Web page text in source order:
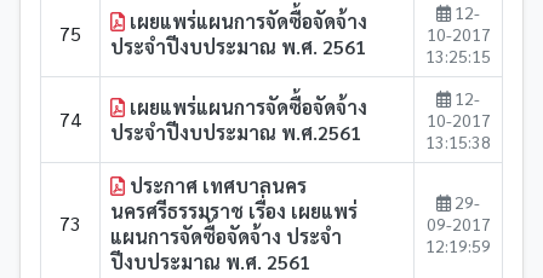
75
เผยแพร่แผนการจัดซื้อจัดจ้าง
ประจำปีงบประมาณ พ.ศ. 2561
12-
10-2017
13:25:15
74
เผยแพร่แผนการจัดซื้อจัดจ้าง
ประจำปีงบประมาณ พ.ศ.2561
12-
10-2017
13:15:38
73
ประกาศ เทศบาลนคร
นครศรีธรรมราช เรื่อง เผยแพร่
แผนการจัดซื้อจัดจ้าง ประจำ
ปีงบประมาณ พ.ศ. 2561
29-
09-2017
12:19:59